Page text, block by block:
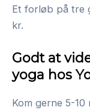
Et forløb på tre
kr.
Godt at
yoga hos
Kom gerne 5-